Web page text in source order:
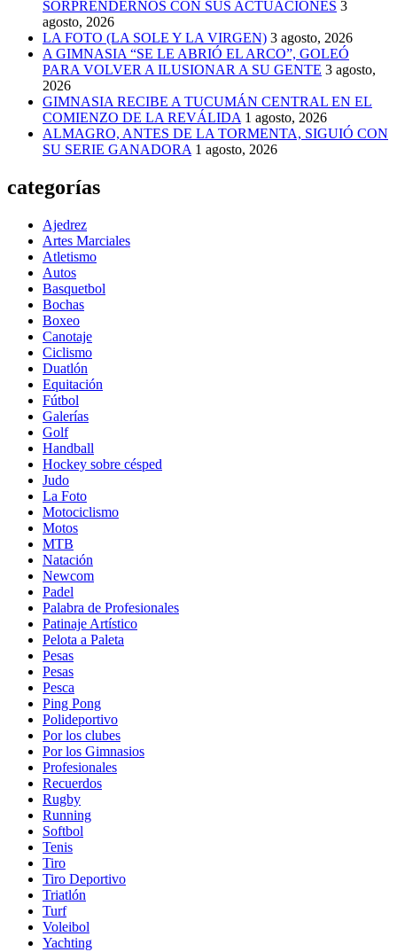
SORPRENDERNOS CON SUS ACTUACIONES 3
agosto, 2026
LA FOTO (LA SOLE Y LA VIRGEN) 3 agosto, 2026
A GIMNASIA “SE LE ABRIÓ EL ARCO”, GOLEÓ
PARA VOLVER A ILUSIONAR A SU GENTE 3 agosto,
2026
GIMNASIA RECIBE A TUCUMÁN CENTRAL EN EL
COMIENZO DE LA REVÁLIDA 1 agosto, 2026
ALMAGRO, ANTES DE LA TORMENTA, SIGUIÓ CON
SU SERIE GANADORA 1 agosto, 2026
categorías
Ajedrez
Artes Marciales
Atletismo
Autos
Basquetbol
Bochas
Boxeo
Canotaje
Ciclismo
Duatlón
Equitación
Fútbol
Galerías
Golf
Handball
Hockey sobre césped
Judo
La Foto
Motociclismo
Motos
MTB
Natación
Newcom
Padel
Palabra de Profesionales
Patinaje Artístico
Pelota a Paleta
Pesas
Pesas
Pesca
Ping Pong
Polideportivo
Por los clubes
Por los Gimnasios
Profesionales
Recuerdos
Rugby
Running
Softbol
Tenis
Tiro
Tiro Deportivo
Triatlón
Turf
Voleibol
Yachting